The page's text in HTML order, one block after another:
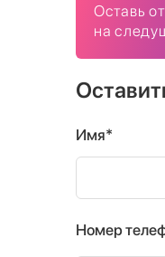
Оставь
на
Имя*
Номер